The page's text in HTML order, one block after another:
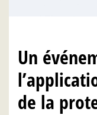
Un
de la